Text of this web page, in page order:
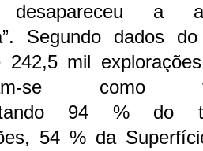
desapareceu a
Segundo dados
242,5 mil
se como
94 % do
54 % da